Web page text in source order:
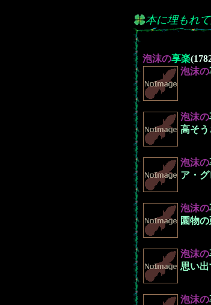
本に埋もれ
泡沫の享楽
泡沫の
泡沫の
高そう
泡沫の
ア・
泡沫の
園物の
泡沫の
思い
泡沫の